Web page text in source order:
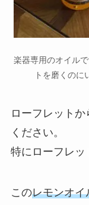
楽器専用のオイル
トを磨くのに
ローフレット
ください。
特にローフレッ
このレモンオイ